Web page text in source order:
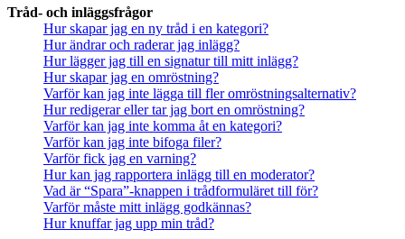
Tråd- och inläggsfrågor
Hur skapar jag en ny tråd i en kategori?
Hur ändrar och raderar jag inlägg?
Hur lägger jag till en signatur till mitt inlägg?
Hur skapar jag en omröstning?
Varför kan jag inte lägga till fler omröstningsalternativ?
Hur redigerar eller tar jag bort en omröstning?
Varför kan jag inte komma åt en kategori?
Varför kan jag inte bifoga filer?
Varför fick jag en varning?
Hur kan jag rapportera inlägg till en moderator?
Vad är “Spara”-knappen i trådformuläret till för?
Varför måste mitt inlägg godkännas?
Hur knuffar jag upp min tråd?